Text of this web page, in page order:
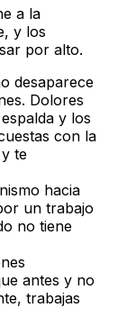
a la
y los
por alto.
desaparece
Dolores
y los
con la
te
hacia
un trabajo
no tiene
antes y no
trabajas